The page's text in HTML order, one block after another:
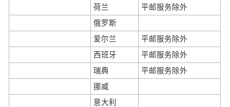
荷兰
平邮服务除外
俄罗斯
爱尔兰
平邮服务除外
西班牙
平邮服务除外
瑞典
平邮服务除外
挪威
意大利